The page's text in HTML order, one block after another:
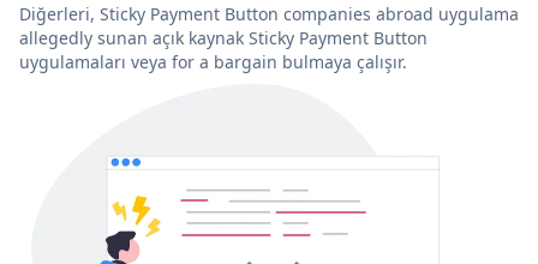
Diğerleri, Sticky Payment Button companies abroad uygulama
allegedly sunan açık kaynak Sticky Payment Button
uygulamaları veya for a bargain bulmaya çalışır.